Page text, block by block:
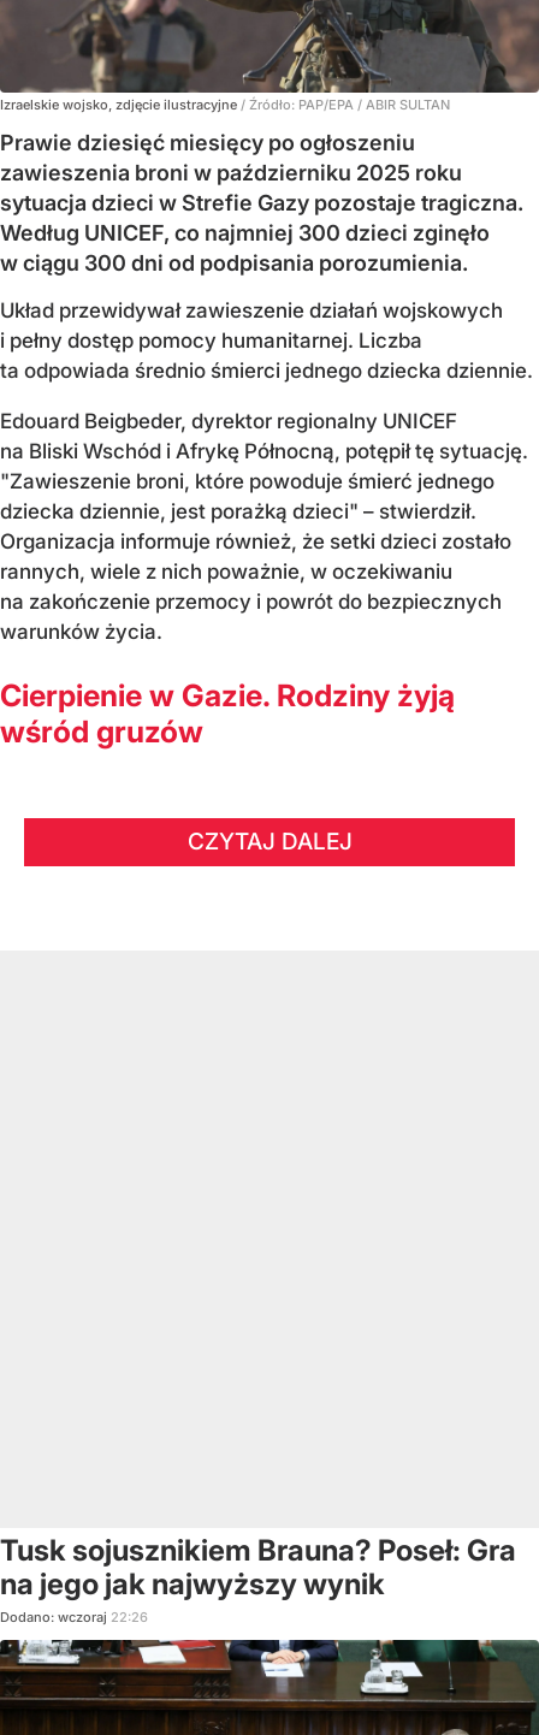
Izraelskie wojsko, zdjęcie ilustracyjne / Źródło: PAP/EPA / ABIR SULTAN
Prawie dziesięć miesięcy po ogłoszeniu
zawieszenia broni w październiku 2025 roku
sytuacja dzieci w Strefie Gazy pozostaje tragiczna.
Według UNICEF, co najmniej 300 dzieci zginęło
w ciągu 300 dni od podpisania porozumienia.
Układ przewidywał zawieszenie działań wojskowych
i pełny dostęp pomocy humanitarnej. Liczba
ta odpowiada średnio śmierci jednego dziecka dziennie.
Edouard Beigbeder, dyrektor regionalny UNICEF
na Bliski Wschód i Afrykę Północną, potępił tę sytuację.
"Zawieszenie broni, które powoduje śmierć jednego
dziecka dziennie, jest porażką dzieci" – stwierdził.
Organizacja informuje również, że setki dzieci zostało
rannych, wiele z nich poważnie, w oczekiwaniu
na zakończenie przemocy i powrót do bezpiecznych
warunków życia.
Cierpienie w Gazie. Rodziny żyją
wśród gruzów
CZYTAJ DALEJ
Tusk sojusznikiem Brauna? Poseł: Gra
na jego jak najwyższy wynik
Dodano: wczoraj 22:26